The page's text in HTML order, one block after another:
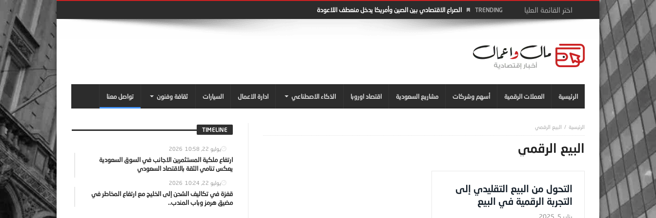
TRENDING الصراع الاقتصادي بين الصين وأمريكا يدخل منعطف اللاعودة
الرئيسية العملات الرقمية أسهم وشركات مشاريع السعودية اقتصاد اوروبا الذكاء الاصطناعي ادارة الاعمال السيارات ثقافة وفنون تواصل معنا
البيع الرقمي
البيع الرقمي
التحول من البيع التقليدي إلى
التجربة الرقمية في البيع
TIMELINE
يوليو 22, 2026 10:58
ارتفاع ملكية المستثمرين الاجانب في السوق السعودية
يعكس تنامي الثقة بالاقتصاد السعودي
يوليو 22, 2026 10:24
قفزة في تكاليف الشحن إلى الخليج مع ارتفاع المخاطر في
مضيق هرمز وباب المندب..